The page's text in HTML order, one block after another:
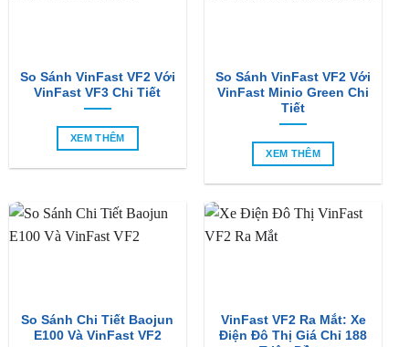
So Sánh VinFast VF2 Với
VinFast VF3 Chi Tiết
XEM THÊM
So Sánh VinFast VF2 Với
VinFast Minio Green Chi
Tiết
XEM THÊM
So Sánh Chi Tiết Baojun
E100 Và VinFast VF2
VinFast VF2 Ra Mắt: Xe
Điện Đô Thị Giá Chỉ 188